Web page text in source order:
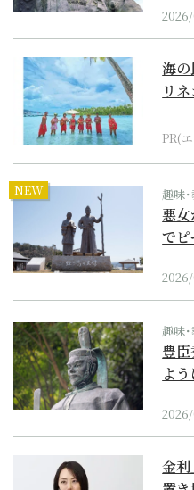
海
リ
PR(
NEW 趣味
悪女
で
趣味
豊
よ
金